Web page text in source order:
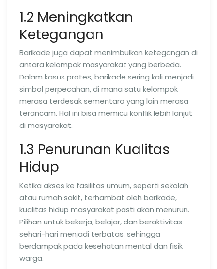
1.2 Meningkatkan
Ketegangan
Barikade juga dapat menimbulkan ketegangan di
antara kelompok masyarakat yang berbeda.
Dalam kasus protes, barikade sering kali menjadi
simbol perpecahan, di mana satu kelompok
merasa terdesak sementara yang lain merasa
terancam. Hal ini bisa memicu konflik lebih lanjut
di masyarakat.
1.3 Penurunan Kualitas
Hidup
Ketika akses ke fasilitas umum, seperti sekolah
atau rumah sakit, terhambat oleh barikade,
kualitas hidup masyarakat pasti akan menurun.
Pilihan untuk bekerja, belajar, dan beraktivitas
sehari-hari menjadi terbatas, sehingga
berdampak pada kesehatan mental dan fisik
warga.